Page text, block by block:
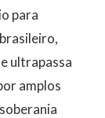
para
ultrapassa
amplos